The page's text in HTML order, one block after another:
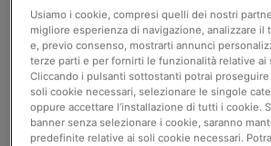
C E Ferulic
Siero antiossidante giorno con
Vitamina C ed E in forma pura, aiuta
a migliorare l'aspetto delle rughe e
delle linee sottili.
4.4 (9486)
Triple
Crema
Usiamo i cookie, compresi quelli dei nostri
migliore esperienza di navigazione, analizzare il
e, previo consenso, mostrarti annunci
terze parti e per fornirti le funzionalità relative ai
Cliccando i pulsanti sottostanti potrai proseguire
soli cookie necessari, selezionare le singole
oppure accettare l’installazione di tutti i cookie.
banner senza selezionare i cookie, saranno
predefinite relative ai soli cookie necessari.